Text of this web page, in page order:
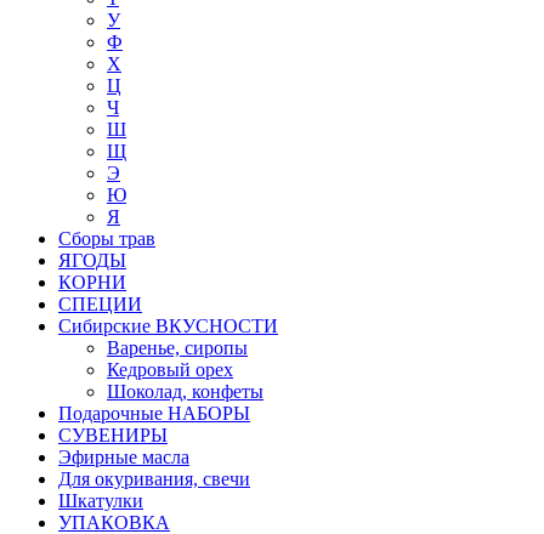
У
Ф
Х
Ц
Ч
Ш
Щ
Э
Ю
Я
Сборы трав
ЯГОДЫ
КОРНИ
СПЕЦИИ
Сибирские ВКУСНОСТИ
Варенье, сиропы
Кедровый орех
Шоколад, конфеты
Подарочные НАБОРЫ
СУВЕНИРЫ
Эфирные масла
Для окуривания, свечи
Шкатулки
УПАКОВКА